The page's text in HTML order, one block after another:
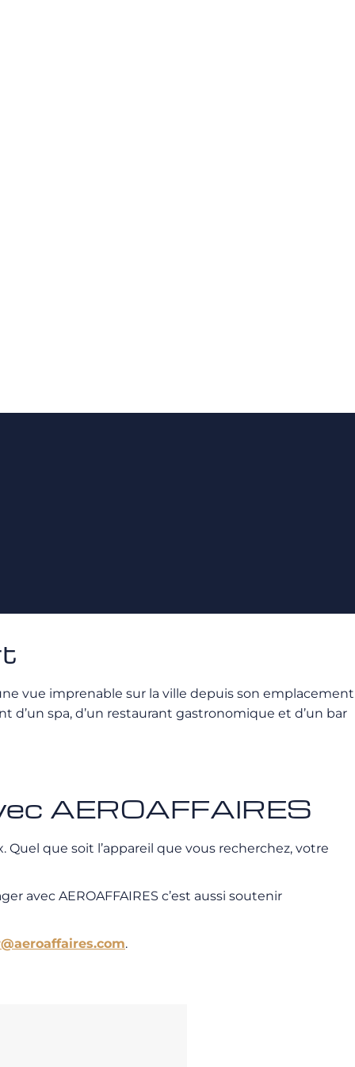
vue imprenable sur la ville depuis son emplacement
spa, d’un restaurant gastronomique et d’un bar
AEROAFFAIRES
Quel que soit l’appareil que vous recherchez, votre
avec AEROAFFAIRES c’est aussi soutenir
.